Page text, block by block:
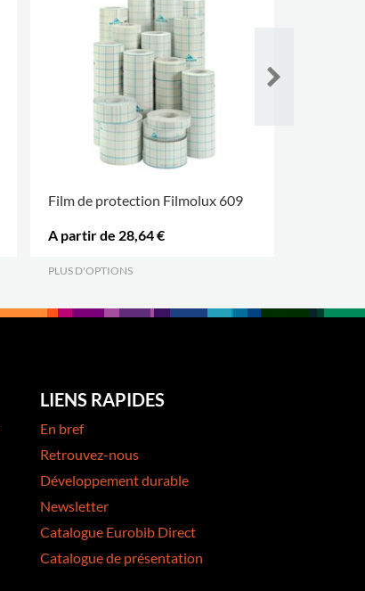
Film de protection Filmolux 609
A partir de 28,64 €
PLUS D'OPTIONS
LIENS RAPIDES
En bref
Retrouvez-nous
Développement durable
Newsletter
Catalogue Eurobib Direct
Catalogue de présentation